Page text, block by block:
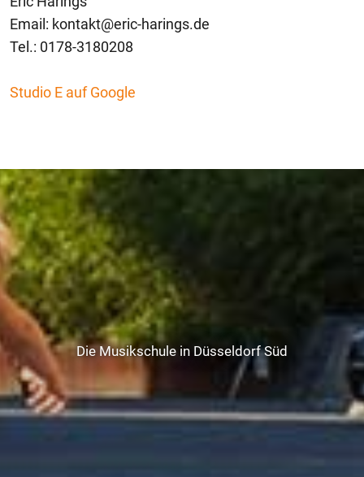
Email: kontakt@eric-harings.de
Tel.: 0178-3180208
Studio E auf Google
Die Musikschule in Düsseldorf Süd